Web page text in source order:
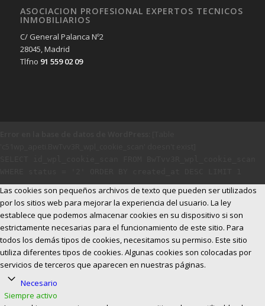
ASOCIACION PROFESIONAL EXPERTOS TECNICOS
INMOBILIARIOS
C/ General Palanca Nº2
28045, Madrid
Tlfno 91 559 02 09
Las cookies son pequeños archivos de texto que pueden ser utilizados
por los sitios web para mejorar la experiencia del usuario. La ley
establece que podemos almacenar cookies en su dispositivo si son
estrictamente necesarias para el funcionamiento de este sitio. Para
todos los demás tipos de cookies, necesitamos su permiso. Este sitio
utiliza diferentes tipos de cookies. Algunas cookies son colocadas por
servicios de terceros que aparecen en nuestras páginas.
Necesario
Siempre activo